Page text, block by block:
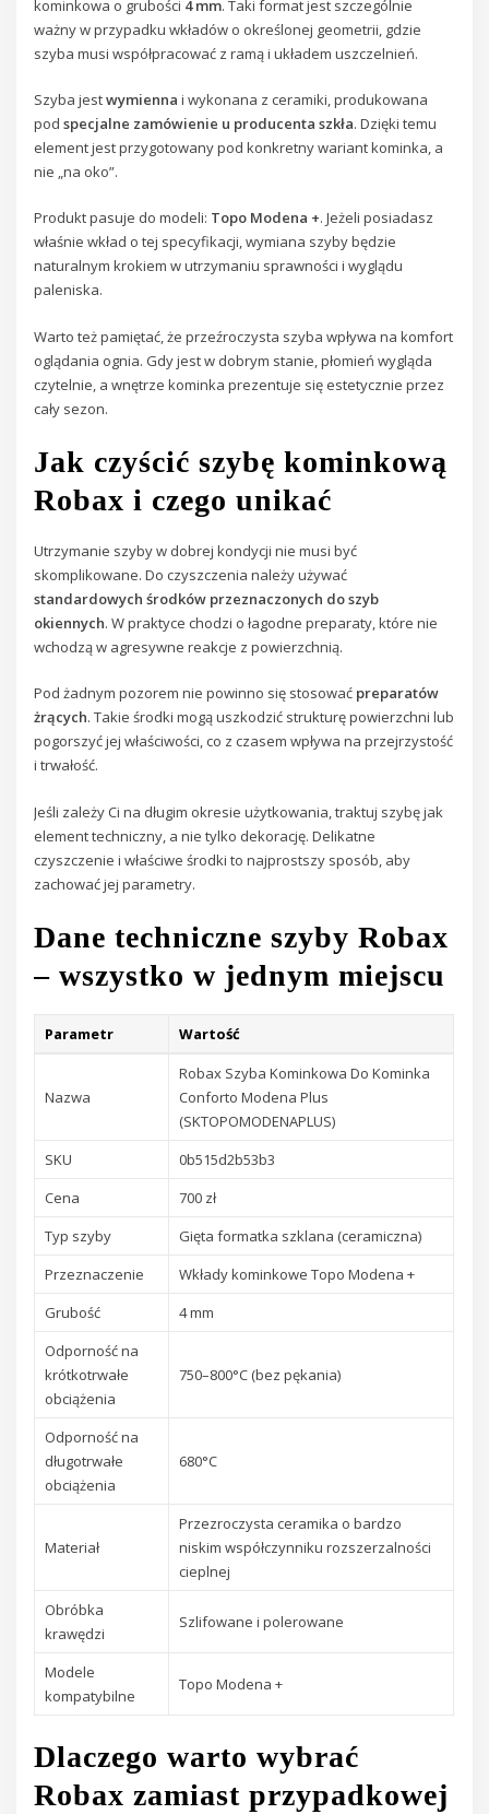
kominkowa o grubości 4 mm. Taki format jest szczególnie
ważny w przypadku wkładów o określonej geometrii, gdzie
szyba musi współpracować z ramą i układem uszczelnień.
Szyba jestwymienna i wykonana z ceramiki, produkowana
podspecjalne zamówienie u producenta szkła. Dzięki temu
element jest przygotowany pod konkretny wariant kominka, a
nie „na oko”.
Produkt pasuje do modeli: Topo Modena +. Jeżeli posiadasz
właśnie wkład o tej specyfikacji, wymiana szyby będzie
naturalnym krokiem w utrzymaniu sprawności i wyglądu
paleniska.
Warto też pamiętać, że przeźroczysta szyba wpływa na komfort
oglądania ognia. Gdy jest w dobrym stanie, płomień wygląda
czytelnie, a wnętrze kominka prezentuje się estetycznie przez
cały sezon.
Jak czyścić szybę kominkową
Robax i czego unikać
Utrzymanie szyby w dobrej kondycji nie musi być
skomplikowane. Do czyszczenia należy używać
standardowych środków przeznaczonych do szyb
okiennych. W praktyce chodzi o łagodne preparaty, które nie
wchodzą w agresywne reakcje z powierzchnią.
Pod żadnym pozorem nie powinno się stosować preparatów
żrących. Takie środki mogą uszkodzić strukturę powierzchni lub
pogorszyć jej właściwości, co z czasem wpływa na przejrzystość
i trwałość.
Jeśli zależy Ci na długim okresie użytkowania, traktuj szybę jak
element techniczny, a nie tylko dekorację. Delikatne
czyszczenie i właściwe środki to najprostszy sposób, aby
zachować jej parametry.
Dane techniczne szyby Robax
– wszystko w jednym miejscu
Parametr Wartość
Nazwa
Robax Szyba Kominkowa Do Kominka
Conforto Modena Plus
(SKTOPOMODENAPLUS)
SKU
0b515d2b53b3
Cena
700 zł
Typ szyby
Gięta formatka szklana (ceramiczna)
Przeznaczenie
Wkłady kominkowe Topo Modena +
Grubość
4 mm
Odporność na
krótkotrwałe
obciążenia
750–800°C (bez pękania)
Odporność na
długotrwałe
obciążenia
680°C
Materiał
Przezroczysta ceramika o bardzo
niskim współczynniku rozszerzalności
cieplnej
Obróbka
krawędzi
Szlifowane i polerowane
Modele
kompatybilne
Topo Modena +
Dlaczego warto wybrać
Robax zamiast przypadkowej